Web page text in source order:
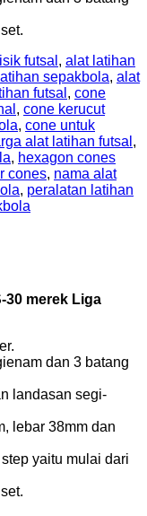
futsal , alat latihan
sepakbola, alat
futsal , cone
, cone kerucut
, cone untuk
alat latihan futsal ,
, hexagon cones
cones, nama alat
, peralatan latihan
30 merek Liga
dan 3 batang
landasan segi-
lebar 38mm dan
yaitu mulai dari